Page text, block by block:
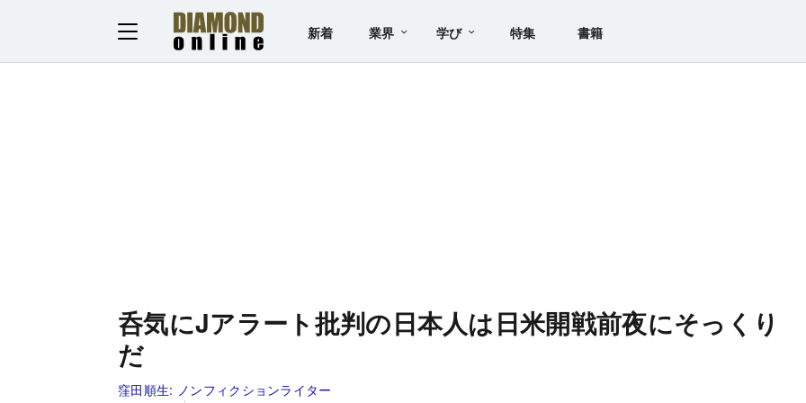
新着 業界 学び 特集 書籍
呑気にJアラート批判の日本人は日米開戦前夜にそっくり
だ
窪田順生: ノンフィクションライター